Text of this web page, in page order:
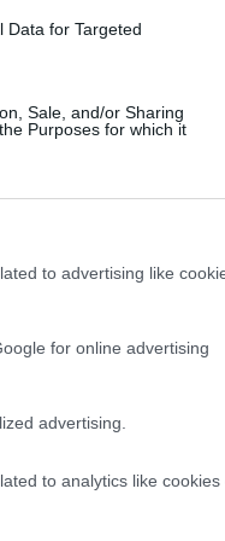
Data for Targeted
Sale, and/or Sharing
Purposes for which it
to advertising like
for online advertising
advertising.
to analytics like cookies
Jenna Ortega
ismertünk rá
címlapfotóján,
még
a